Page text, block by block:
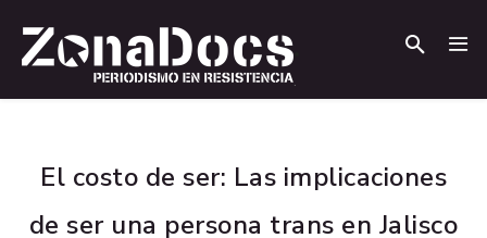
El costo de ser: Las implicaciones
de ser una persona trans en Jalisco